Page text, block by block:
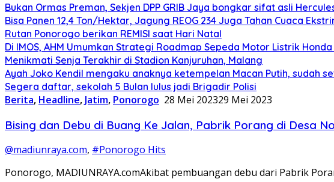
Bukan Ormas Preman, Sekjen DPP GRIB Jaya bongkar sifat asli
Bisa Panen 12,4 Ton/Hektar, Jagung REOG 234 Juga Tahan Cuaca
Rutan Ponorogo berikan REMISI saat Hari Natal
Di IMOS, AHM Umumkan Strategi Roadmap Sepeda Motor Listrik
Menikmati Senja Terakhir di Stadion Kanjuruhan, Malang
Ayah Joko Kendil mengaku anaknya ketempelan Macan Putih, sudah
Segera daftar, sekolah 5 Bulan lulus jadi Brigadir Polisi
Berita, Headline, Jatim, Ponorogo 28 Mei 202329 Mei 2023
Bising dan Debu di Buang Ke Jalan, Pabrik Porang di Desa
@madiunraya.com, #Ponorogo Hits
Ponorogo, MADIUNRAYA.comAkibat pembuangan debu dari Pabrik